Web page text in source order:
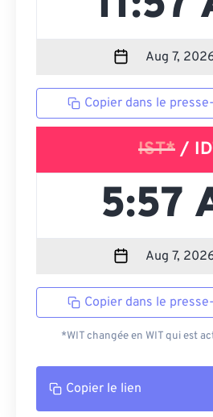
Copier dans le
IST*/
Copier dans le
*WIT changée en WIT qui est
Copier le lien